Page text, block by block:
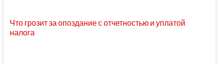
Что грозит за опоздание с отчетностью и уплатой
налога